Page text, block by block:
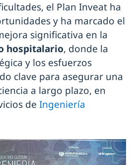
el Plan Inveat ha
y ha marcado el
significativa en la
hospitalario, donde la
y los esfuerzos
clave para asegurar una
a largo plazo, en
de Ingeniería